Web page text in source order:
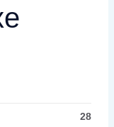
28